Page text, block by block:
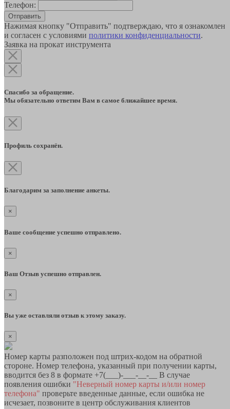
Телефон:
Отправить
Нажимая кнопку "Отправить" подтверждаю, что я ознакомлен
и согласен с условиями политики конфиденциальности.
Заявка на прокат инструмента
Спасибо за обращение.
Мы обязательно ответим Вам в самое ближайшее время.
Профиль сохранён.
Благодарим за заполнение анкеты.
×
Ваше сообщение успешно отправлено.
×
Ваш Отзыв успешно отправлен.
×
Вы уже оставляли отзыв к этому заказу.
×
Номер карты разположен под штрих-кодом на обратной
стороне. Номер телефона, указанный при получении карты,
вводится без 8 в формате +7(___)-___-__-__ В случае
появления ошибки "Неверный номер карты и/или номер
телефона" проверьте введенные данные, если ошибка не
исчезает, позвоните в центр обслуживания клиентов